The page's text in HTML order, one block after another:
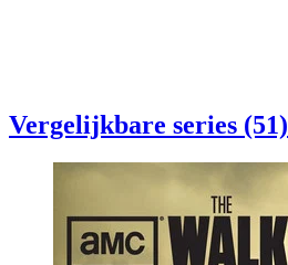
Vergelijkbare series (51)